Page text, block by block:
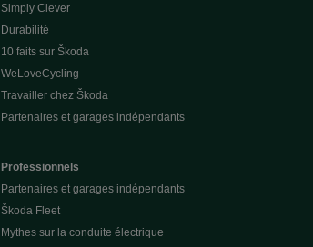
Simply Clever
Durabilité
10 faits sur Škoda
WeLoveCycling
Travailler chez Škoda
Partenaires et garages indépendants
Professionnels
Partenaires et garages indépendants
Škoda Fleet
Mythes sur la conduite électrique